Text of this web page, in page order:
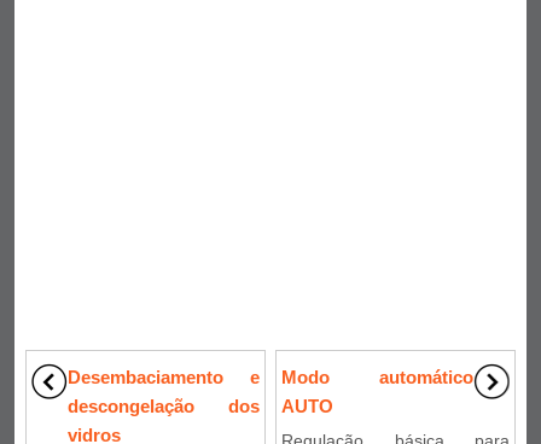
Desembaciamento e
descongelação dos
vidros
Modo automático
AUTO
Regulação básica para